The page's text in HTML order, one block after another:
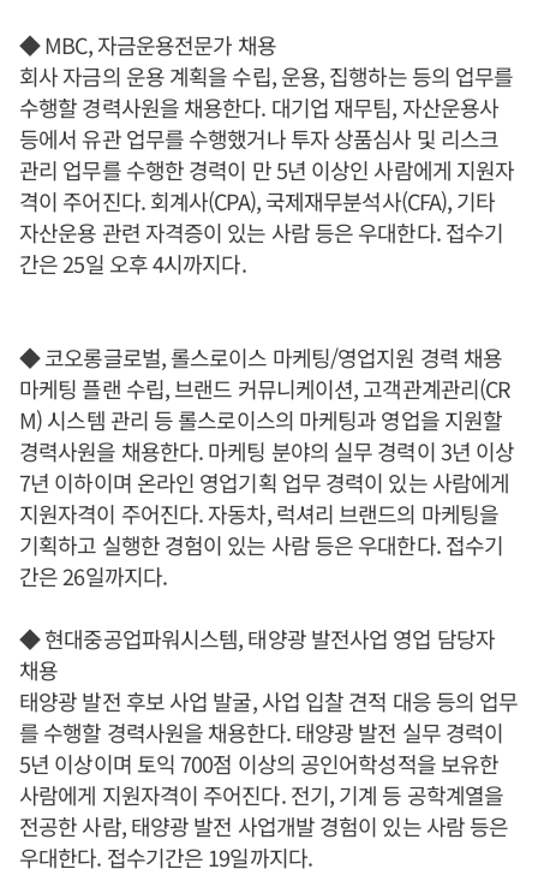
◆ MBC, 자금운용전문가 채용
회사 자금의 운용 계획을 수립, 운용, 집행하는 등의 업무를
수행할 경력사원을 채용한다. 대기업 재무팀, 자산운용사
등에서 유관 업무를 수행했거나 투자 상품심사 및 리스크
관리 업무를 수행한 경력이 만 5년 이상인 사람에게 지원자
격이 주어진다. 회계사(CPA), 국제재무분석사(CFA), 기타
자산운용 관련 자격증이 있는 사람 등은 우대한다. 접수기
간은 25일 오후 4시까지다.
◆ 코오롱글로벌, 롤스로이스 마케팅/영업지원 경력 채용
마케팅 플랜 수립, 브랜드 커뮤니케이션, 고객관계관리(CR
M) 시스템 관리 등 롤스로이스의 마케팅과 영업을 지원할
경력사원을 채용한다. 마케팅 분야의 실무 경력이 3년 이상
7년 이하이며 온라인 영업기획 업무 경력이 있는 사람에게
지원자격이 주어진다. 자동차, 럭셔리 브랜드의 마케팅을
기획하고 실행한 경험이 있는 사람 등은 우대한다. 접수기
간은 26일까지다.
◆ 현대중공업파워시스템, 태양광 발전사업 영업 담당자
채용
태양광 발전 후보 사업 발굴, 사업 입찰 견적 대응 등의 업무
를 수행할 경력사원을 채용한다. 태양광 발전 실무 경력이
5년 이상이며 토익 700점 이상의 공인어학성적을 보유한
사람에게 지원자격이 주어진다. 전기, 기계 등 공학계열을
전공한 사람, 태양광 발전 사업개발 경험이 있는 사람 등은
우대한다. 접수기간은 19일까지다.